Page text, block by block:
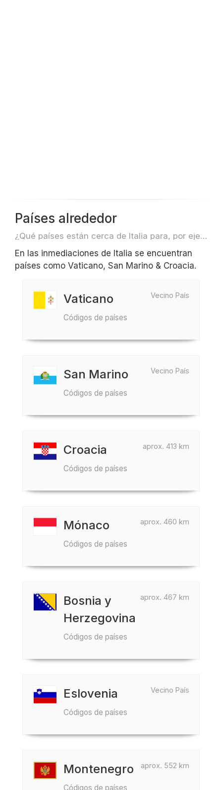
Países alrededor
¿Qué países están cerca de Italia para, por ejemplo, viajar o volar?
En las inmediaciones de Italia se encuentran
países como Vaticano, San Marino & Croacia.
Vecino País
Vaticano
Códigos de países
Vecino País
San Marino
Códigos de países
aprox. 413 km
Croacia
Códigos de países
aprox. 460 km
Mónaco
Códigos de países
aprox. 467 km
Bosnia y
Herzegovina
Códigos de países
Vecino País
Eslovenia
Códigos de países
aprox. 552 km
Montenegro
Códigos de países